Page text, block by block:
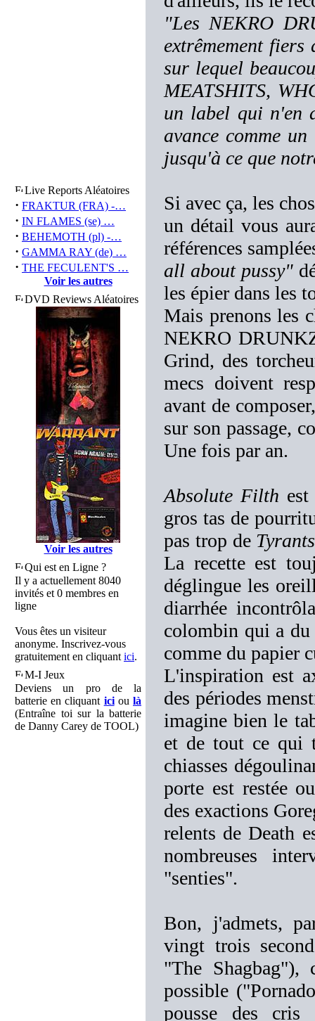
Live Reports Aléatoires
· FRAKTUR (FRA) -…
· IN FLAMES (se) …
· BEHEMOTH (pl) -…
· GAMMA RAY (de) …
· THE FECULENT'S …
Voir les autres
DVD Reviews Aléatoires
Voir les autres
Qui est en Ligne ?
Il y a actuellement 8040
invités et 0 membres en
ligne
Vous êtes un visiteur
anonyme. Inscrivez-vous
gratuitement en cliquant ici.
M-I Jeux
Deviens un pro de la
batterie en cliquant icioulà
(Entraîne toi sur la batterie
de Danny Carey de TOOL)
"Les NEKRO
extrêmement
sur lequel
MEATSHITS,
un label qui n'en
avance comme
jusqu'à ce que
Si avec ça, les
un détail vous
références
all about pussy"
les épier dans les
Mais prenons les
NEKRO
Grind, des
mecs doivent
avant de
sur son passage,
Une fois par an.
Absolute Filth
gros tas de
pas trop de
La recette est
déglingue les
diarrhée
colombin qui a du
comme du papier
L'inspiration est
des périodes
imagine bien le
et de tout ce qui
chiasses
porte est restée
des exactions
relents de Death
nombreuses
"senties".
Bon, j'admets,
vingt trois
"The Shagbag"),
possible
pousse des cris